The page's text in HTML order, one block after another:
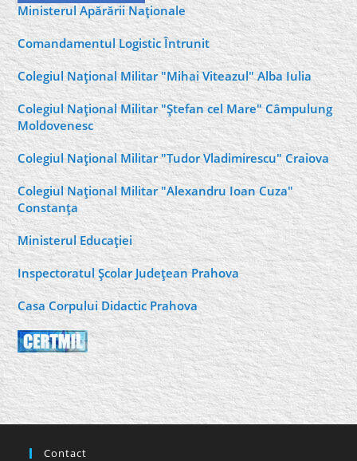
Ministerul Apărării Naţionale
Comandamentul Logistic Întrunit
Colegiul Naţional Militar "Mihai Viteazul" Alba Iulia
Colegiul Naţional Militar "Ştefan cel Mare" Câmpulung
Moldovenesc
Colegiul Naţional Militar "Tudor Vladimirescu" Craiova
Colegiul Naţional Militar "Alexandru Ioan Cuza"
Constanţa
Ministerul Educaţiei
Inspectoratul Şcolar Judeţean Prahova
Casa Corpului Didactic Prahova
Contact